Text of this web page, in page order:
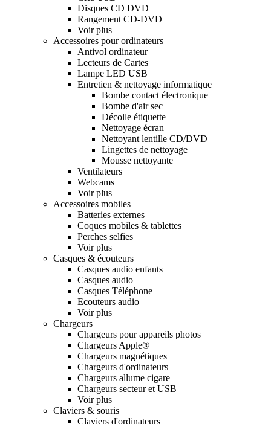
Disques CD DVD
Rangement CD-DVD
Voir plus
Accessoires pour ordinateurs
Antivol ordinateur
Lecteurs de Cartes
Lampe LED USB
Entretien & nettoyage informatique
Bombe contact électronique
Bombe d'air sec
Décolle étiquette
Nettoyage écran
Nettoyant lentille CD/DVD
Lingettes de nettoyage
Mousse nettoyante
Ventilateurs
Webcams
Voir plus
Accessoires mobiles
Batteries externes
Coques mobiles & tablettes
Perches selfies
Voir plus
Casques & écouteurs
Casques audio enfants
Casques audio
Casques Téléphone
Ecouteurs audio
Voir plus
Chargeurs
Chargeurs pour appareils photos
Chargeurs Apple®
Chargeurs magnétiques
Chargeurs d'ordinateurs
Chargeurs allume cigare
Chargeurs secteur et USB
Voir plus
Claviers & souris
Claviers d'ordinateurs